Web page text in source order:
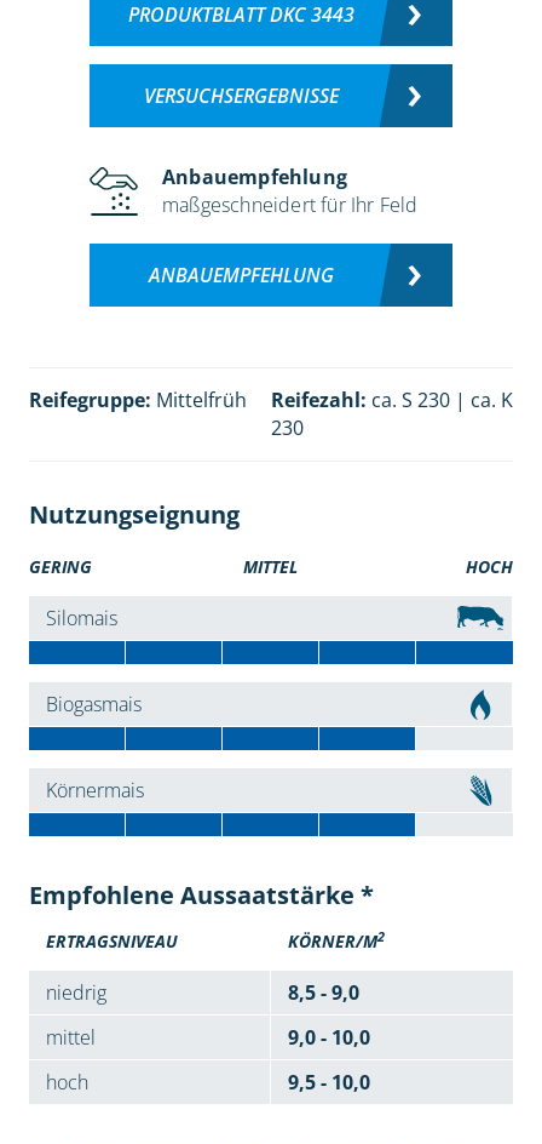
PRODUKTBLATT DKC 3443
VERSUCHSERGEBNISSE
Anbauempfehlung
maßgeschneidert für Ihr Feld
ANBAUEMPFEHLUNG
Reifegruppe: Mittelfrüh Reifezahl: ca. S 230 | ca. K
230
Nutzungseignung
GERING MITTEL HOCH
Silomais
Biogasmais
Körnermais
Empfohlene Aussaatstärke *
ERTRAGSNIVEAU KÖRNER/M2
niedrig
8,5 - 9,0
mittel
9,0 - 10,0
hoch
9,5 - 10,0